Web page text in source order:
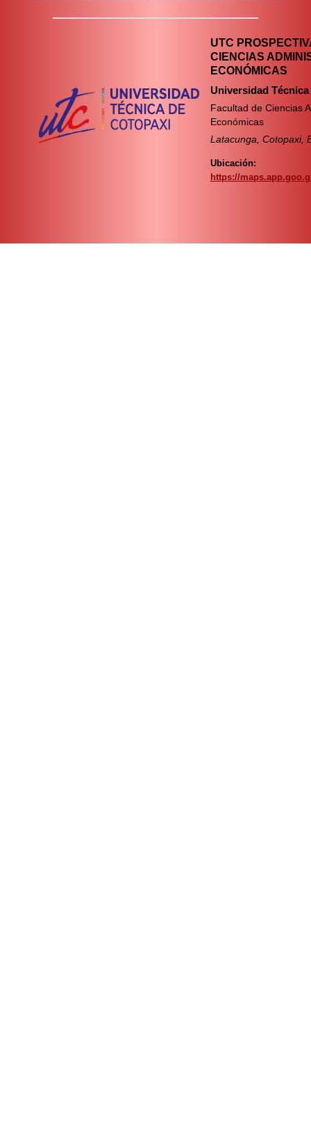
UTC
CIENCIAS
ECONÓMICAS
Universidad
Facultad de Ciencias
Económicas
Latacunga, Cotopaxi,
Ubicación:
https://